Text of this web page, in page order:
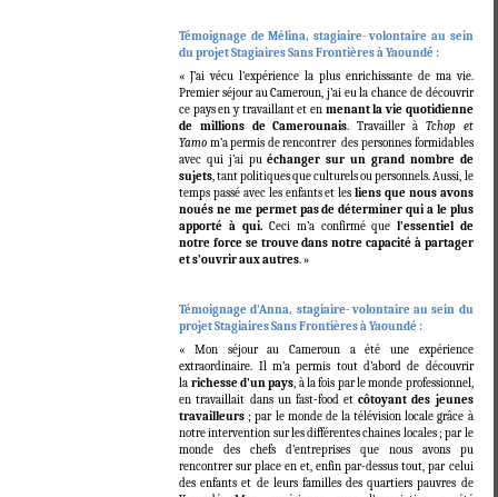
Témoignage de Mélina, stagiaire- volontaire au sein
du projet Stagiaires Sans Frontières à Yaoundé :
« J’ai vécu l’expérience la plus enrichissante de ma vie.
Premier séjour au Cameroun, j’ai eu la chance de découvrir
ce pays en y travaillant et en menant la vie quotidienne
de millions de Camerounais. Travailler à Tchop et
Yamo m’a permis de rencontrer des personnes formidables
avec qui j’ai puéchanger sur un grand nombre de
sujets, tant politiques que culturels ou personnels. Aussi, le
temps passé avec les enfants et lesliens que nous avons
noués ne me permet pas de déterminer qui a le plus
apporté à qui. Ceci m’a confirmé que l’essentiel de
notre force se trouve dans notre capacité à partager
et s’ouvrir aux autres. »
Témoignage d’Anna, stagiaire- volontaire au sein du
projet Stagiaires Sans Frontières à Yaoundé :
« Mon séjour au Cameroun a été une expérience
extraordinaire. Il m’a permis tout d’abord de découvrir
la richesse d’un pays, à la fois par le monde professionnel,
en travaillait dans un fast-food etcôtoyant des jeunes
travailleurs ; par le monde de la télévision locale grâce à
notre intervention sur les différentes chaines locales ; par le
monde des chefs d’entreprises que nous avons pu
rencontrer sur place en et, enfin par-dessus tout, par celui
des enfants et de leurs familles des quartiers pauvres de